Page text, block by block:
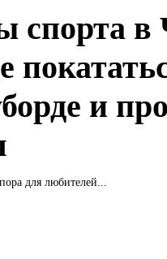
спорта в
и
для любителей...